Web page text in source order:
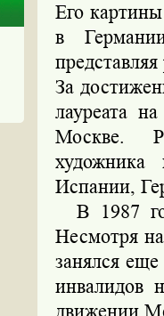
Его
в
За
лауреата
Москве.
художника
Испании,
В 1987
Несмотря
занялся
инвалидов
движении